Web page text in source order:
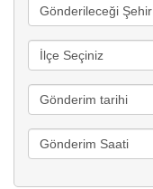
Gönderileceği Şehir
İlçe Seçiniz
Gönderim tarihi
Gönderim Saati